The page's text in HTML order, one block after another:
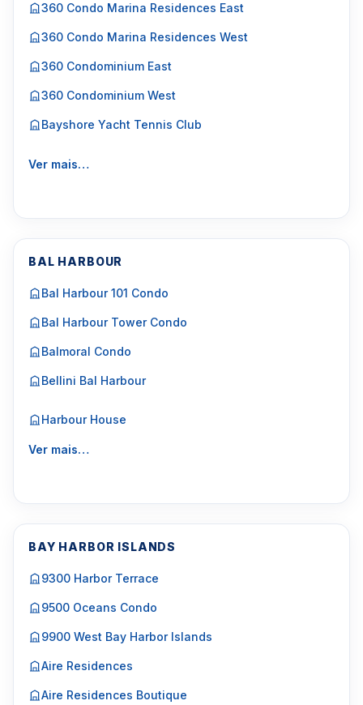
360 Condo Marina Residences East
360 Condo Marina Residences West
360 Condominium East
360 Condominium West
Bayshore Yacht Tennis Club
Ver mais…
BAL HARBOUR
Bal Harbour 101 Condo
Bal Harbour Tower Condo
Balmoral Condo
Bellini Bal Harbour
Harbour House
Ver mais…
BAY HARBOR ISLANDS
9300 Harbor Terrace
9500 Oceans Condo
9900 West Bay Harbor Islands
Aire Residences
Aire Residences Boutique